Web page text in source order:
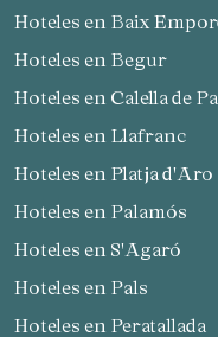
Hoteles en Baix
Hoteles en Begur
Hoteles en Calella de
Hoteles en Llafranc
Hoteles en Platja d'Aro
Hoteles en Palamós
Hoteles en S'Agaró
Hoteles en Pals
Hoteles en Peratallada